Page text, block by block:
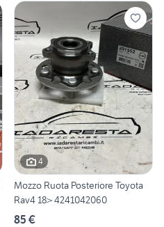
4
Mozzo Ruota Posteriore Toyota
Rav4 18> 4241042060
85 €